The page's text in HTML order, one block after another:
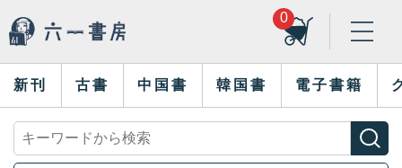
0
新刊 古書 中国書 韓国書 電子書籍